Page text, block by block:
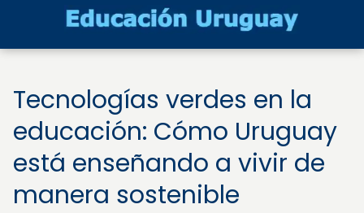
Tecnologías verdes en la
educación: Cómo Uruguay
está enseñando a vivir de
manera sostenible